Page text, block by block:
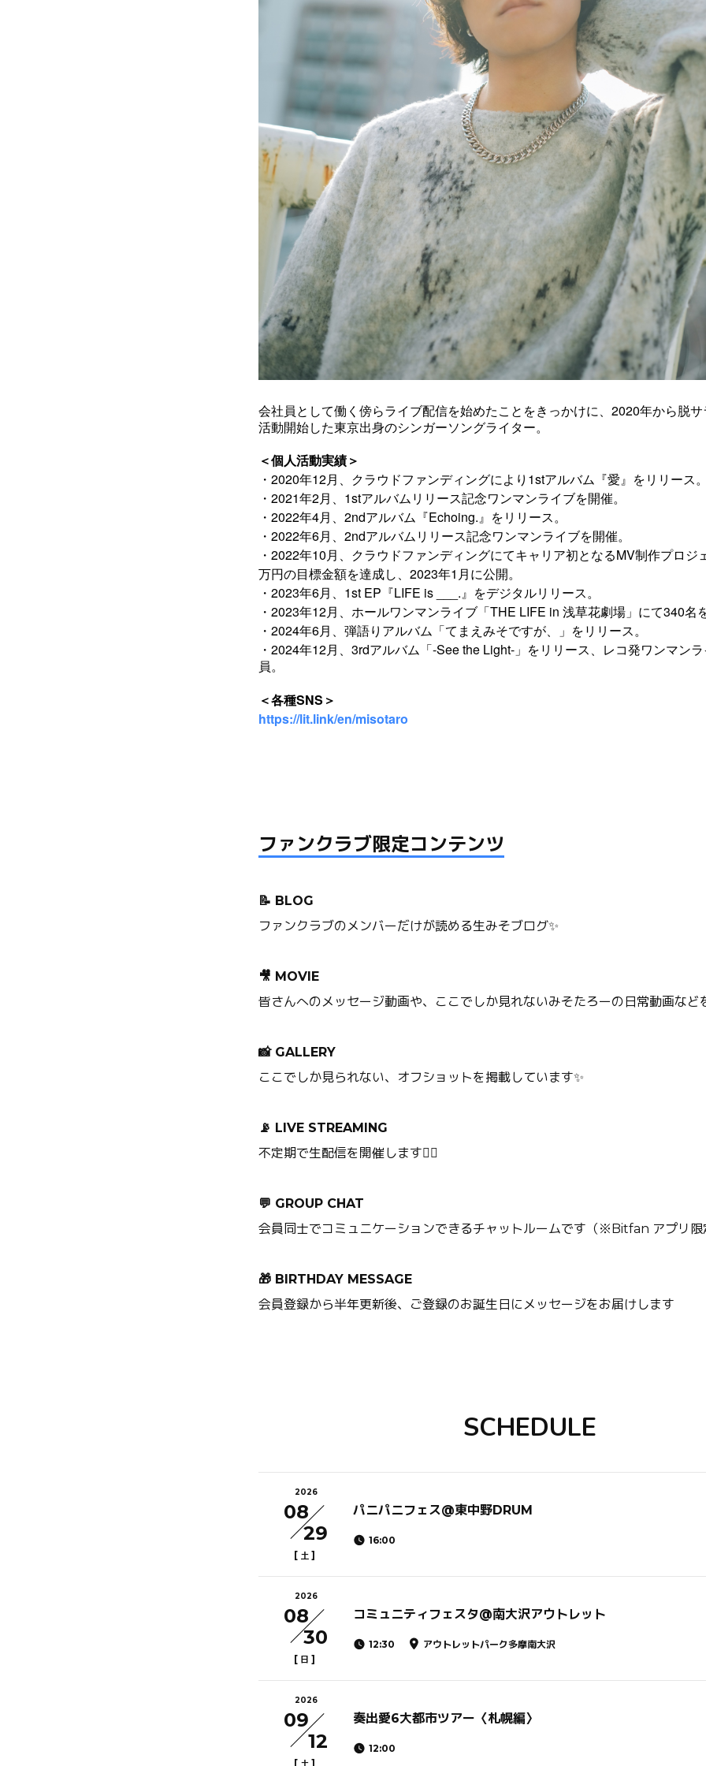
会社員として働く傍らライブ配信を始めたことをきっかけに、 2020年から脱
活動開始した東京出身のシンガーソングライター。
＜個人活動実績＞
・2020年12月、クラウドファンディングにより1stアルバム『愛』をリリース
・2021年2月、1stアルバムリリース記念ワンマンライブを開催。
・2022年4月、2ndアルバム『Echoing.』をリリース。
・2022年6月、2ndアルバムリリース記念ワンマンライブを開催。
・2022年10月、クラウドファンディングにてキャリア初となるMV制作プロジ
万円の目標金額を達成し、2023年1月に公開。
・2023年6月、1st EP『LIFE is ___.』をデジタルリリース。
・2023年12月、ホールワンマンライブ「THE LIFE in 浅草花劇場」にて340名
・2024年6月、弾語りアルバム「てまえみそですが、」をリリース。
・2024年12月、 3rdアルバム「 -See the Light- 」をリリース、レコ発ワンマン
員。
＜各種SNS＞
https://lit.link/en/misotaro
ファンクラブ限定コンテンツ
📝 BLOG
ファンクラブのメンバーだけが読める生みそブログ✨
🎥 MOVIE
皆さんへのメッセージ動画や、ここでしか見れないみそたろーの日常動画など
📸 GALLERY
ここでしか見られない、オフショットを掲載しています✨
📡 LIVE STREAMING
不定期で生配信を開催します🙆‍♂️
💬 GROUP CHAT
会員同士でコミュニケーションできるチャットルームです（※Bitfan アプリ限
🎁 BIRTHDAY MESSAGE
会員登録から半年更新後、ご登録のお誕生日にメッセージをお届けします
SCHEDULE
2026
08
29
[ 土]
パニパニフェス@東中野DRUM
16:00
2026
08
30
[ 日]
コミュニティフェスタ@南大沢アウトレット
12:30 アウトレットパーク多摩南大沢
2026
09
12
[ 土]
奏出愛6大都市ツアー〈札幌編〉
12:00